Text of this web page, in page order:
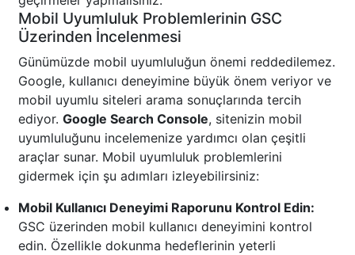
Mobil Uyumluluk Problemlerinin GSC
Üzerinden İncelenmesi
Günümüzde mobil uyumluluğun önemi reddedilemez.
Google, kullanıcı deneyimine büyük önem veriyor ve
mobil uyumlu siteleri arama sonuçlarında tercih
ediyor. Google Search Console, sitenizin mobil
uyumluluğunu incelemenize yardımcı olan çeşitli
araçlar sunar. Mobil uyumluluk problemlerini
gidermek için şu adımları izleyebilirsiniz:
Mobil Kullanıcı Deneyimi Raporunu Kontrol Edin:
GSC üzerinden mobil kullanıcı deneyimini kontrol
edin. Özellikle dokunma hedeflerinin yeterli